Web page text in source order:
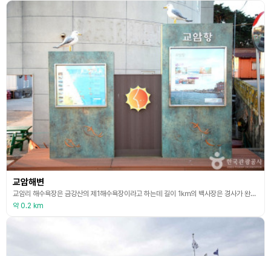
교암해변
교암리 해수욕장은 금강산의 제1해수욕장이라고 하는데 길이 1㎞의 백사장은 경사가 완만하고 모래질이 좋다. 교암항 방향으로 방파제 너머 산 아래 솔숲에는 천학정이 있고 남쪽 3㎞ 거리엔 관동팔경 중의 하나인 청간정이 있어 해수욕과 함께 뛰어난 자연경관도 즐길 수 있다. 근처 문암항에서 교암해변 방향을 바라보면 해변 너머 설악산과 울산바위가 파노라마 사진처럼 멋진 자태를 뽐내고 있다. 해안의 유영폭이 좁아 수영 한계선을 넘지 않도록 유의하여야 한다. 해안
약 0.2 km